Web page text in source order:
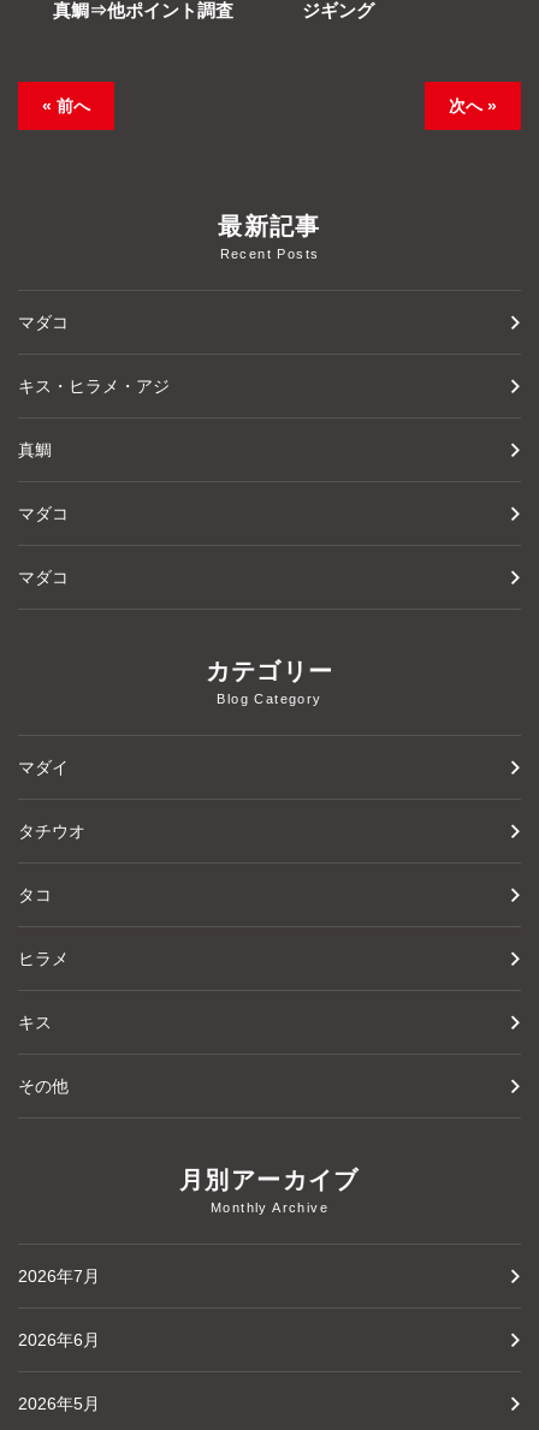
真鯛⇒他ポイント調査 ジギング
« 前へ 次へ »
最新記事
Recent Posts
マダコ
キス・ヒラメ・アジ
真鯛
マダコ
マダコ
カテゴリー
Blog Category
マダイ
タチウオ
タコ
ヒラメ
キス
その他
月別アーカイブ
Monthly Archive
2026年7月
2026年6月
2026年5月